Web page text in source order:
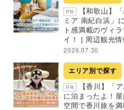
PR
【和歌山】
ミア 南紀白浜」
ト感満載のヴィ
イ！ | 周辺観光情
2026.07.30
エリア別で探す
PR
【香川】「
に泊まったよ！
空間で香川旅を